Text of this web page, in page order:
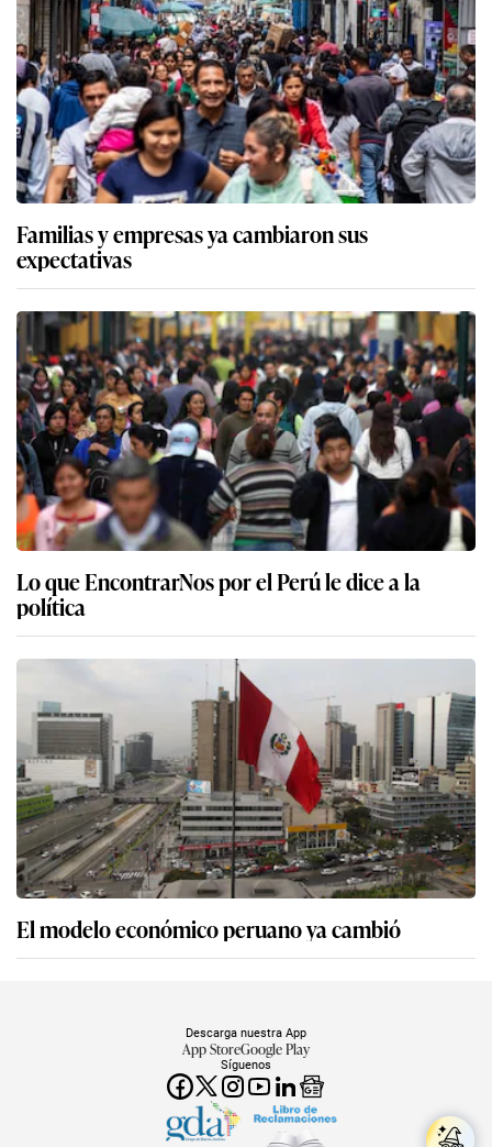
Familias y empresas ya cambiaron sus
expectativas
Lo que EncontrarNos por el Perú le dice a la
política
El modelo económico peruano ya cambió
Síguenos
Descarga nuestra App
App StoreGoogle Play